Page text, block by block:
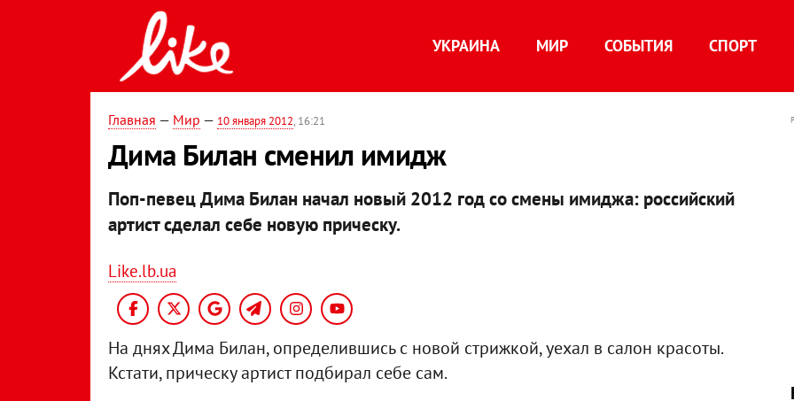
УКРАИНА МИР СОБЫТИЯ СПОРТ
Главная — Мир — 10 января 2012, 16:21
Дима Билан сменил имидж
Поп-певец Дима Билан начал новый 2012 год со смены имиджа: российский
артист сделал себе новую прическу.
Like.lb.ua
На днях Дима Билан, определившись с новой стрижкой, уехал в салон красоты.
Кстати, прическу артист подбирал себе сам.